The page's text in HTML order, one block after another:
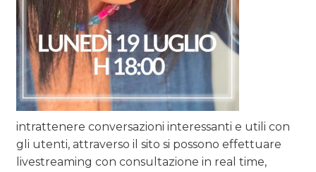
intrattenere conversazioni interessanti e utili con
gli utenti, attraverso il sito si possono effettuare
livestreaming con consultazione in real time,